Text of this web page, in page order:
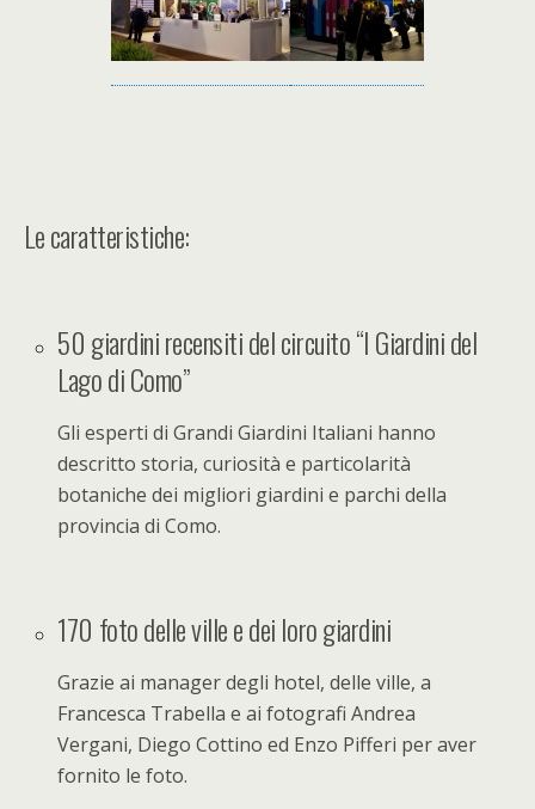
Le caratteristiche:
50 giardini recensiti del circuito “I Giardini del
Lago di Como”
Gli esperti di Grandi Giardini Italiani hanno
descritto storia, curiosità e particolarità
botaniche dei migliori giardini e parchi della
provincia di Como.
170 foto delle ville e dei loro giardini
Grazie ai manager degli hotel, delle ville, a
Francesca Trabella e ai fotografi Andrea
Vergani, Diego Cottino ed Enzo Pifferi per aver
fornito le foto.